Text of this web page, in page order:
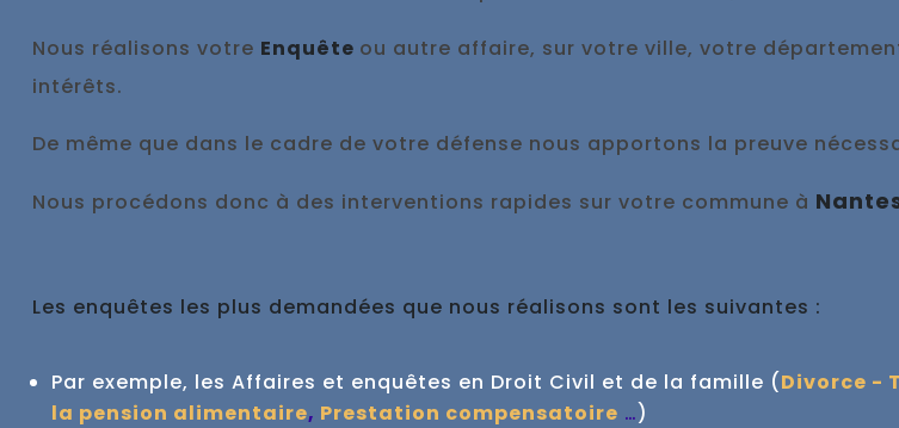
Nous réalisons votre Enquête ou autre affaire, sur votre ville, votre
intérêts.
De même que dans le cadre de votre défense nous apportons la preuve
Nous procédons donc à des interventions rapides sur votre commune à
Les enquêtes les plus demandées que nous réalisons sont les suivantes :
Par exemple, les Affaires et enquêtes en Droit Civil et de la famille (Divorce -
la pension alimentaire, Prestation compensatoire …)